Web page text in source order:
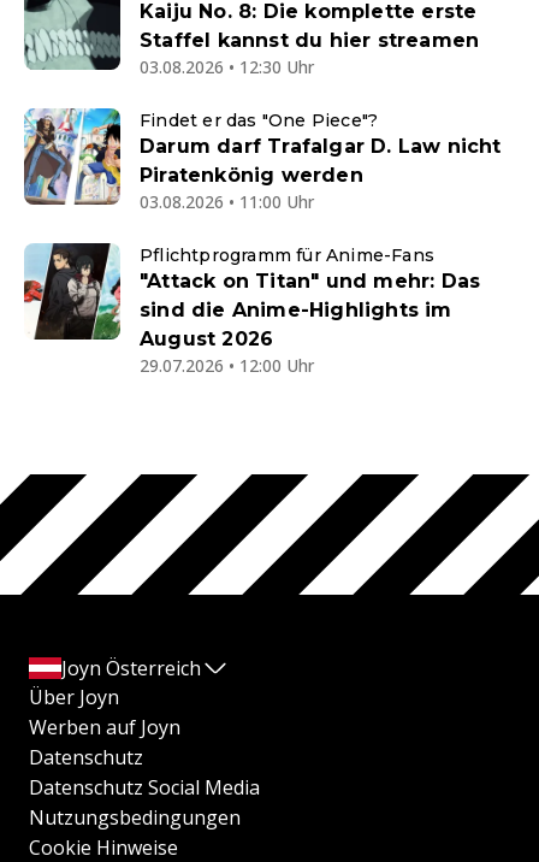
Kaiju No. 8: Die komplette erste
Staffel kannst du hier streamen
03.08.2026 • 12:30 Uhr
Findet er das "One Piece"?
Darum darf Trafalgar D. Law nicht
Piratenkönig werden
03.08.2026 • 11:00 Uhr
Pflichtprogramm für Anime-Fans
"Attack on Titan" und mehr: Das
sind die Anime-Highlights im
August 2026
29.07.2026 • 12:00 Uhr
Joyn Österreich
Über Joyn
Werben auf Joyn
Datenschutz
Datenschutz Social Media
Nutzungsbedingungen
Cookie Hinweise